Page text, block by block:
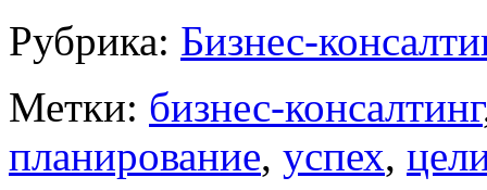
Рубрика: Бизнес-
Метки: бизнес-консалтинг
планирование, успех,